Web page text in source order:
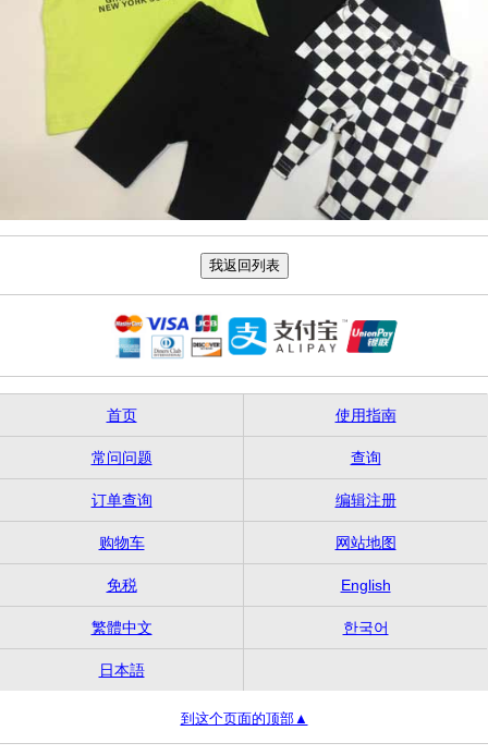
首页 使用指南
常问问题 查询
订单查询 编辑注册
购物车 网站地图
免税 English
繁體中文 한국어
日本語
到这个页面的顶部▲